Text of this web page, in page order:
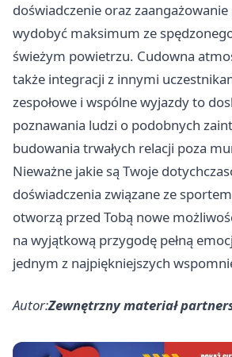
doświadczenie oraz zaangażowanie
wydobyć maksimum ze
świeżym powietrzu. Cudowna
także integracji z innymi
zespołowe i wspólne wyjazdy to
poznawania ludzi o podobnych
budowania trwałych relacji poza
Nieważne jakie są Twoje
doświadczenia związane ze
otworzą przed Tobą nowe
na wyjątkową przygodę pełną
jednym z najpiękniejszych
Autor:Zewnętrzny materiał